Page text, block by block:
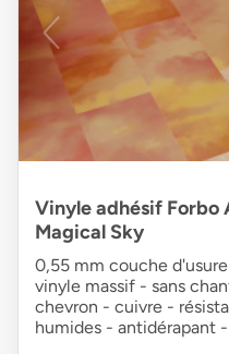
Vinyle adhésif Forbo
Magical Sky
0,55 mm couche
vinyle massif - sans
chevron - cuivre -
humides - antidérapant